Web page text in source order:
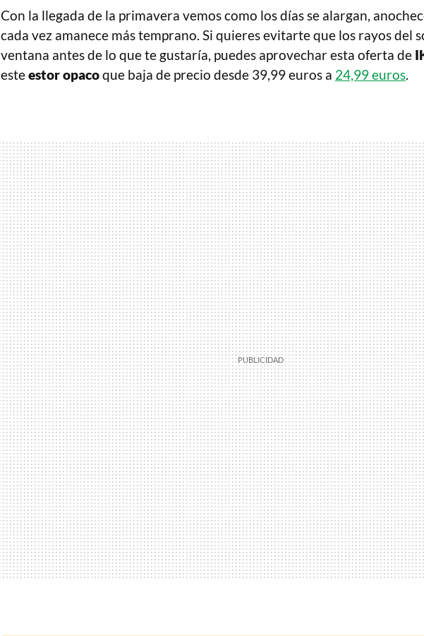
Con la llegada de la primavera vemos como los días se alargan,
cada vez amanece más temprano. Si quieres evitarte que los rayos del
ventana antes de lo que te gustaría, puedes aprovechar esta oferta de
esteestor opacoque baja de precio desde 39,99 euros a 24,99 euros.